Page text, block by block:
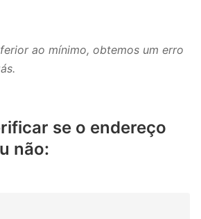
ao mínimo, obtemos um erro
se o endereço
não: